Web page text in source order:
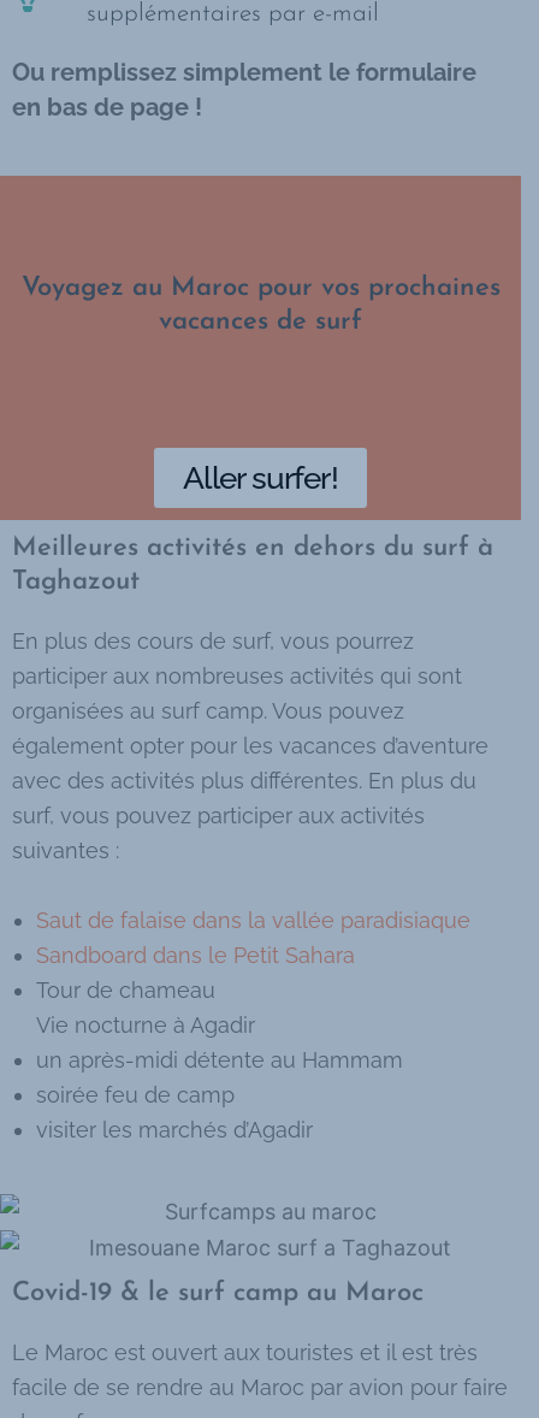
supplémentaires par e-mail
Ou remplissez simplement le formulaire
en bas de page !
Voyagez au Maroc pour vos prochaines
vacances de surf
Aller surfer!
Meilleures activités en dehors du surf à
Taghazout
En plus des cours de surf, vous pourrez
participer aux nombreuses activités qui sont
organisées au surf camp. Vous pouvez
également opter pour les vacances d’aventure
avec des activités plus différentes. En plus du
surf, vous pouvez participer aux activités
suivantes :
Saut de falaise dans la vallée paradisiaque
Sandboard dans le Petit Sahara
Tour de chameau
Vie nocturne à Agadir
un après-midi détente au Hammam
soirée feu de camp
visiter les marchés d’Agadir
Covid-19 & le surf camp au Maroc​
Le Maroc est ouvert aux touristes et il est très
facile de se rendre au Maroc par avion pour faire